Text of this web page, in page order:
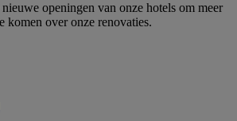
openingen van onze hotels om meer
komen over onze renovaties.